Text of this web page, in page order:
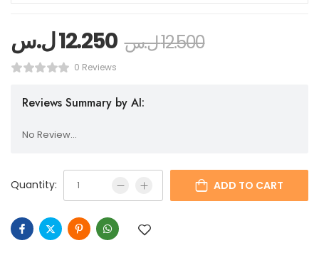
12.250ل.س 12.500ل.س
0 Reviews
Reviews Summary by AI:
No Review...
Quantity: ADD TO CART